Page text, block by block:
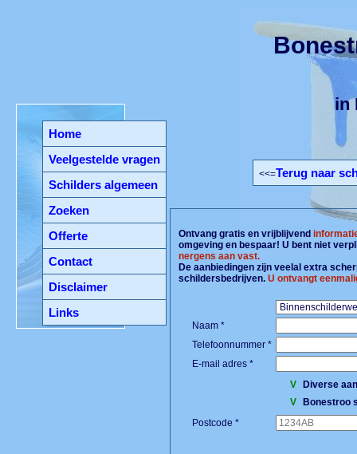
Home
Veelgestelde vragen
Schilders algemeen
Zoeken
Offerte
Contact
Disclaimer
Links
in
<<=Terug naar
Ontvang gratis en vrijblijvend
omgeving en bespaar! U bent niet
nergens aan vast.
De aanbiedingen zijn veelal extra
schildersbedrijven.U ontvangt
Naam *
Telefoonnummer *
E-mail adres *
V
Diverse
V
Bonestroo
Postcode *